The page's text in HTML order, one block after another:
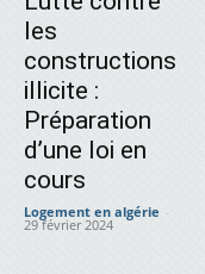
les
constructions
illicite :
Préparation
d’une loi en
cours
Logement en algérie -
29 février 2024